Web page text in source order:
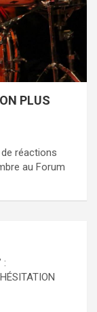
PLUS
réactions
au Forum
: